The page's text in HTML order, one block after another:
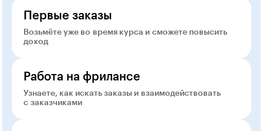
Первые заказы
Возьмёте уже во время курса и сможете повысить
доход
Работа на фрилансе
Узнаете, как искать заказы и взаимодействовать
с заказчиками